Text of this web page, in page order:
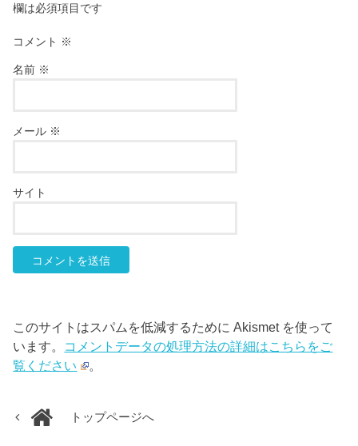
欄は必須項目です
コメント ※
名前 ※
メール ※
サイト
このサイトはスパムを低減するために Akismet を使って
います。 コメントデータの処理方法の詳細はこちらをご
覧ください
。
トップページへ